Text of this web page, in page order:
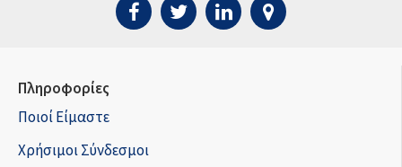
Πληροφορίες
Ποιοί Είμαστε
Χρήσιμοι Σύνδεσμοι